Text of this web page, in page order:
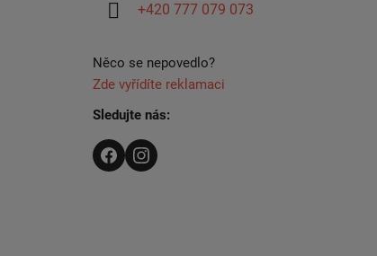
+420 777 079 073
Něco se nepovedlo?
Zde vyřídíte reklamaci
Sledujte nás: